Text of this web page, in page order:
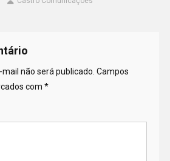
não será publicado. Campos
com *